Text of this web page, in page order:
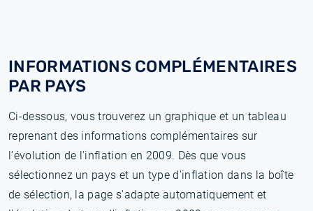
INFORMATIONS COMPLÉMENTAIRES
PAR PAYS
Ci-dessous, vous trouverez un graphique et un tableau
reprenant des informations complémentaires sur
l’évolution de l'inflation en 2009. Dès que vous
sélectionnez un pays et un type d'inflation dans la boîte
de sélection, la page s'adapte automatiquement et